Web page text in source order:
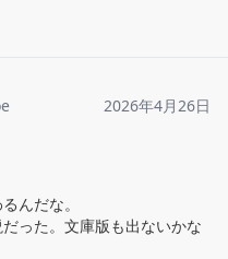
2026年4月26日
んだな。
った。文庫版も出ないかな